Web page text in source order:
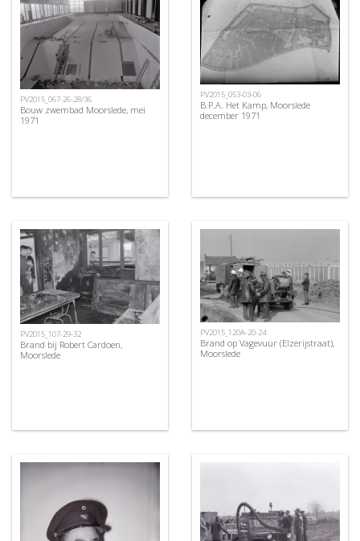
PV2015_067-26-28/36
Bouw zwembad Moorslede, mei
1971
PV2015_053-03-06
B.P.A. Het Kamp, Moorslede
december 1971
PV2015_107-29-32
Brand bij Robert Cardoen,
Moorslede
PV2015_120A-20-24
Brand op Vagevuur (Elzerijstraat),
Moorslede